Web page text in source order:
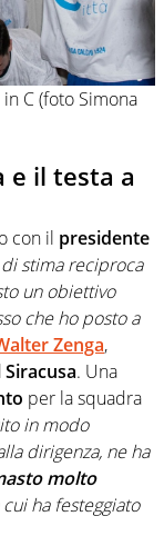
C (foto Simona
e il testa a
con il presidente
di stima reciproca
un obiettivo
che ho posto a
Zenga,
. Una
per la squadra
in modo
dirigenza, ne ha
molto
ha festeggiato